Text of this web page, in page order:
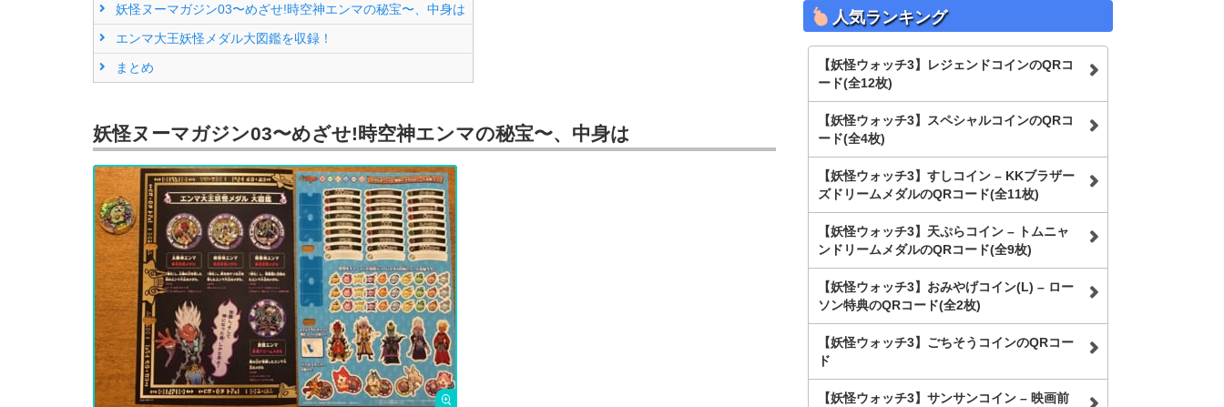
妖怪ヌーマガジン03〜めざせ!時空神エンマの秘宝〜、中身は
エンマ大王妖怪メダル大図鑑を収録！
まとめ
妖怪ヌーマガジン03〜めざせ!時空神エンマの秘宝〜、中身は
人気ランキング
【妖怪ウォッチ3】レジェンドコインのQRコ
ード(全12枚)
【妖怪ウォッチ3】スペシャルコインのQRコ
ード(全4枚)
【妖怪ウォッチ3】すしコイン – KKブラザー
ズドリームメダルのQRコード(全11枚)
【妖怪ウォッチ3】天ぷらコイン – トムニャ
ンドリームメダルのQRコード(全9枚)
【妖怪ウォッチ3】おみやげコイン(L) – ロー
ソン特典のQRコード(全2枚)
【妖怪ウォッチ3】ごちそうコインのQRコー
ド
【妖怪ウォッチ3】サンサンコイン – 映画前